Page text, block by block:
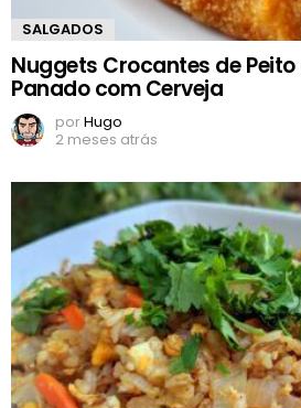
SALGADOS
Nuggets Crocantes de
Panado com Cerveja
porHugo
2 meses atrás